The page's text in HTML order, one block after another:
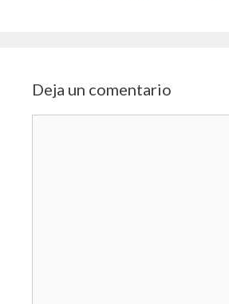
Deja un comentario